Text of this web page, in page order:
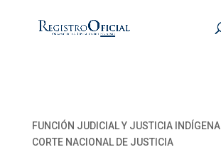
FUNCIÓN JUDICIAL Y JUSTICIA INDÍGENA
CORTE NACIONAL DE JUSTICIA